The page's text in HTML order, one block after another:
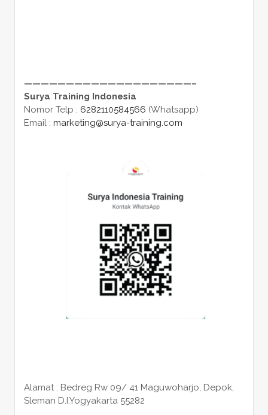
————————————————————–
Surya Training Indonesia
Nomor Telp : 6282110584566 (Whatsapp)
Email : marketing@surya-training.com
Alamat : Bedreg Rw 09/ 41 Maguwoharjo, Depok,
Sleman D.I.Yogyakarta 55282